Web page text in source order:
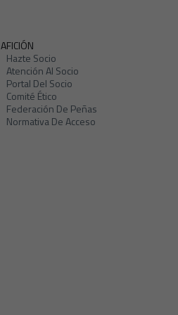
AFICIÓN
Hazte Socio
Atención Al Socio
Portal Del Socio
Comité Ético
Federación De Peñas
Normativa De Acceso